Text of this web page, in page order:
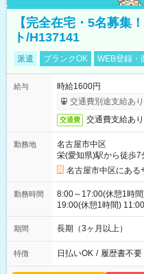
【完全在宅・5名募集
ト/H137141
派遣 ブランクOK WEB登録・
給与
時給1600円
交通費別途支給あり
交通費 交通費支給あ
勤務地
名古屋市中区
栄(愛知県)駅から徒歩7
名古屋市中区にある
勤務時間
8:00～17:00(休憩1時
19:00(休憩1時間) 11:00～
期休暇シフト】長期休
OK）年末年始：毎年
受付可）夏季休暇（お
期間 長期（3ヶ月以上）
特徴 日払いOK / 履歴書不要